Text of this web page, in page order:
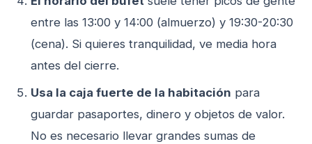
entre las 13:00 y 14:00 (almuerzo) y 19:30-20:30
(cena). Si quieres tranquilidad, ve media hora
antes del cierre.
Usa la caja fuerte de la habitación para
guardar pasaportes, dinero y objetos de valor.
No es necesario llevar grandes sumas de